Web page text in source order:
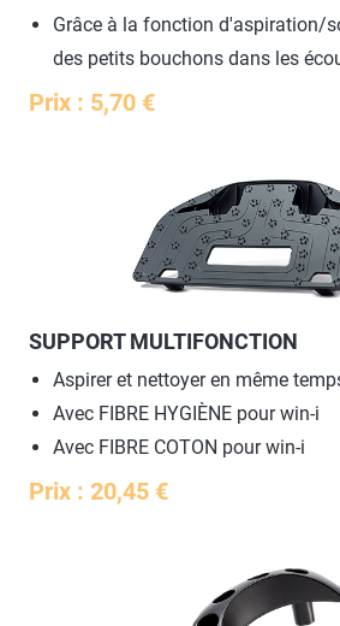
Grâce à la fonction d'aspiration/
des petits bouchons dans les
Prix : 5,70 €
SUPPORT MULTIFONCTION
Aspirer et nettoyer en même
Avec FIBRE HYGIÈNE pour win-i
Avec FIBRE COTON pour win-i
Prix : 20,45 €